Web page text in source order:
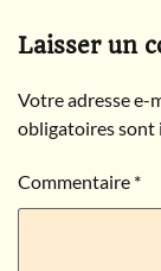
Laisser un
Votre adresse e-
obligatoires sont
Commentaire *